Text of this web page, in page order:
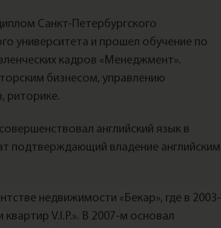
Санкт-Петербургского
университета и прошел обучение по
кадров «Менеджмент».
бизнесом, управлению
риторике.
английский язык в
подтверждающий владение английским
недвижимости «Бекар», где в 2003-
V.I.P.». В 2007-м основал